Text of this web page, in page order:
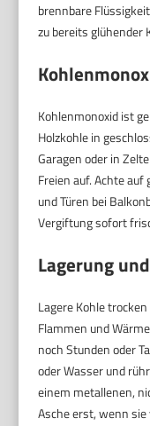
brennbare
zu bereits glühender
Kohlenmonoxid ist
Holzkohle in
Garagen oder in
Freien auf. Achte
und Türen bei
Vergiftung sofort
Lagerung
Lagere Kohle
Flammen und
noch Stunden oder
oder Wasser und
einem metallenen,
Asche erst, wenn